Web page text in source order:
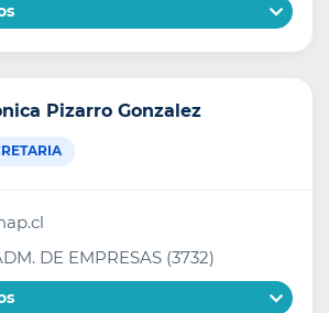
Pizarro Gonzalez
DE EMPRESAS (3732)